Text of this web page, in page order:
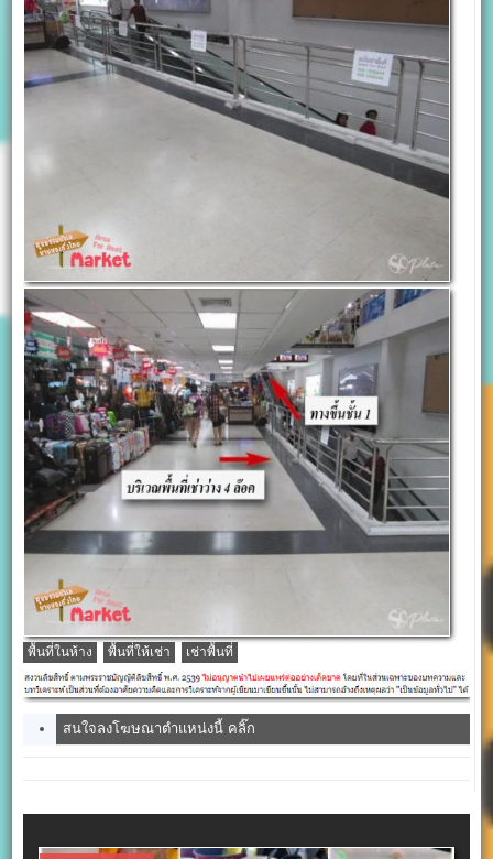
พื้นที่ในห้าง พื้นที่ให้เช่า เช่าพื้นที่
สนใจลงโฆษณาตำแหน่งนี้ คลิ๊ก